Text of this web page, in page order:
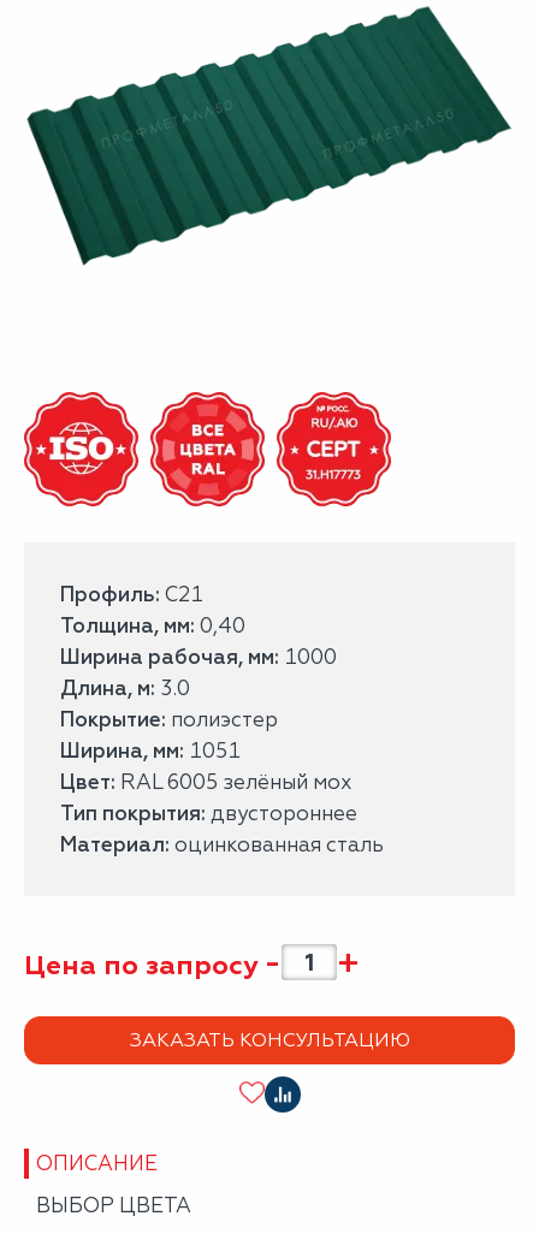
Профиль: С21
Толщина, мм: 0,40
Ширина рабочая, мм: 1000
Длина, м: 3.0
Покрытие: полиэстер
Ширина, мм: 1051
Цвет: RAL 6005 зелёный мох
Тип покрытия: двустороннее
Материал: оцинкованная сталь
Цена по запросу - +
ЗАКАЗАТЬ КОНСУЛЬТАЦИЮ
ОПИСАНИЕ
ВЫБОР ЦВЕТА